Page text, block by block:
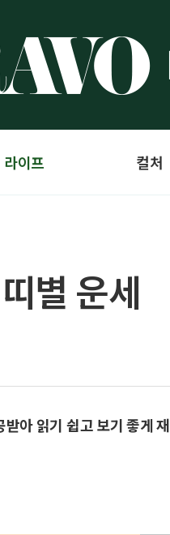
라이프 컬처
별 운세
아 읽기 쉽고 보기 좋게 재